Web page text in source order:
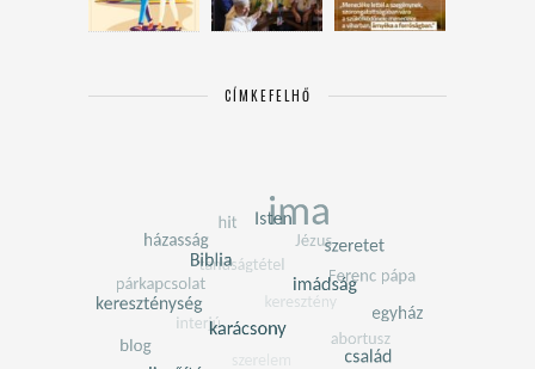
CÍMKEFELHŐ